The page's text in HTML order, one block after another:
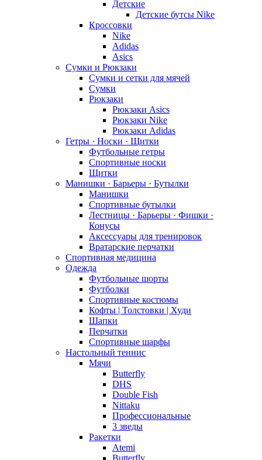
Детские
Детские бутсы Nike
Кроссовки
Nike
Adidas
Asics
Сумки и Рюкзаки
Сумки и сетки для мячей
Сумки
Рюкзаки
Рюкзаки Asics
Рюкзаки Nike
Рюкзаки Adidas
Гетры · Носки · Щитки
Футбольные гетры
Спортивные носки
Щитки
Манишки · Барьеры · Бутылки
Манишки
Спортивные бутылки
Лестницы · Барьеры · Фишки ·
Конусы
Аксессуары для тренировок
Вратарские перчатки
Спортивная медицина
Одежда
Футбольные шорты
Футболки
Спортивные костюмы
Кофты | Толстовки | Худи
Шапки
Перчатки
Спортивные шарфы
Настольный теннис
Мячи
Butterfly
DHS
Double Fish
Nittaku
Профессиональные
3 зведы
Ракетки
Atemi